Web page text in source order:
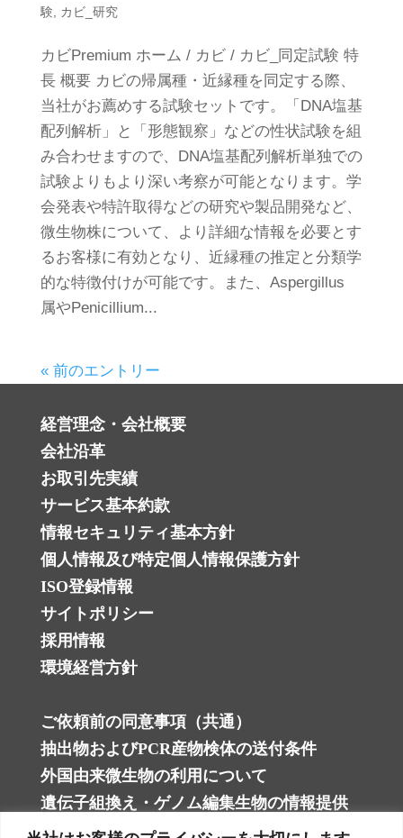
験
カビ_研究
カビPremium ホーム / カビ / カビ_同定試験 特
長 概要 カビの帰属種・近縁種を同定する際、
当社がお薦めする試験セットです。「DNA塩基
配列解析」と「形態観察」などの性状試験を組
み合わせますので、DNA塩基配列解析単独での
試験よりもより深い考察が可能となります。学
会発表や特許取得などの研究や製品開発など、
微生物株について、より詳細な情報を必要とす
るお客様に有効となり、近縁種の推定と分類学
的な特徴付けが可能です。また、Aspergillus
属やPenicillium...
« 前のエントリー
経営理念・会社概要
会社沿革
お取引先実績
サービス基本約款
情報セキュリティ基本方針
個人情報及び特定個人情報保護方針 ‎
ISO登録情報
サイトポリシー
採用情報
環境経営方針
ご依頼前の同意事項（共通）
抽出物およびPCR産物検体の送付条件
外国由来微生物の利用について
遺伝子組換え・ゲノム編集生物の情報提供